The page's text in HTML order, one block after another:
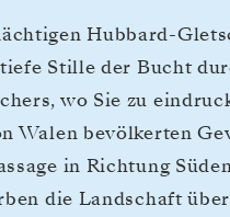
Hubbard-
Stille der Bucht
wo Sie zu
Walen bevölkerten
in Richtung
die Landschaft